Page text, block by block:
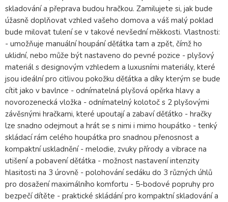
skladování a přeprava budou hračkou. Zamilujete si, jak bude
úžasně doplňovat vzhled vašeho domova a váš malý poklad
bude milovat tulení se v takové nevšední měkkosti. Vlastnosti:
- umožňuje manuální houpání děťátka tam a zpět, čímž ho
uklidní, nebo může být nastaveno do pevné pozice - plyšový
materiál s designovým vzhledem a luxusními materiály, které
jsou ideální pro citlivou pokožku děťátka a díky kterým se bude
cítit jako v bavlnce - odnímatelná plyšová opěrka hlavy a
novorozenecká vložka - odnímatelný kolotoč s 2 plyšovými
závěsnými hračkami, které upoutají a zabaví děťátko - hračky
lze snadno odejmout a hrát se s nimi i mimo houpátko - tenký
skládací rám celého houpátka pro snadnou přenosnost a
kompaktní uskladnění - melodie, zvuky přírody a vibrace na
utišení a pobavení děťátka - možnost nastavení intenzity
hlasitosti na 3 úrovně - polohování sedáku do 3 různých úhlů
pro dosažení maximálního komfortu - 5-bodové popruhy pro
bezpečí dítěte - praktické skládání pro kompaktní skladování a